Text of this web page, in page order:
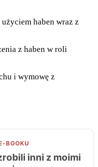
haben wraz z
z haben w roli
i wymowę z